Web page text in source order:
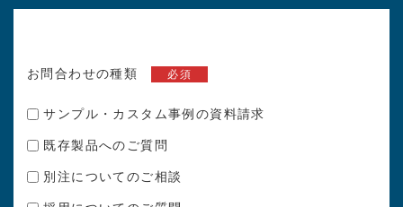
お問合わせの種類 必須
サンプル・カスタム事例の資料請求
既存製品へのご質問
別注についてのご相談